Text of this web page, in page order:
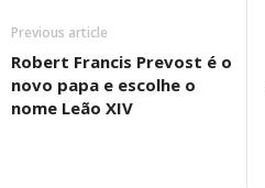
Previous article
Robert Francis Prevost é o
novo papa e escolhe o
nome Leão XIV